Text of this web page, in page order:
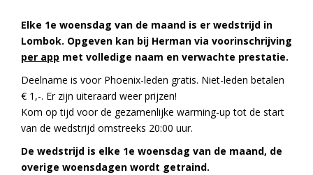
Elke 1e woensdag van de maand is er wedstrijd in
Lombok. Opgeven kan bij Herman via voorinschrijving
per app met volledige naam en verwachte prestatie.
Deelname is voor Phoenix-leden gratis. Niet-leden betalen
€ 1,-. Er zijn uiteraard weer prijzen!
Kom op tijd voor de gezamenlijke warming-up tot de start
van de wedstrijd omstreeks 20:00 uur.
De wedstrijd is elke 1e woensdag van de maand, de
overige woensdagen wordt getraind.